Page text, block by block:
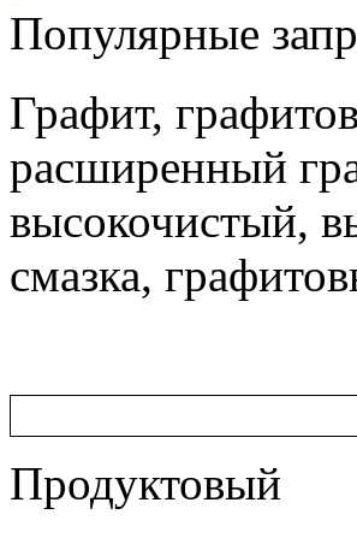
Популярные
Графит,
расширенный
высокочистый,
смазка,
Продуктовый